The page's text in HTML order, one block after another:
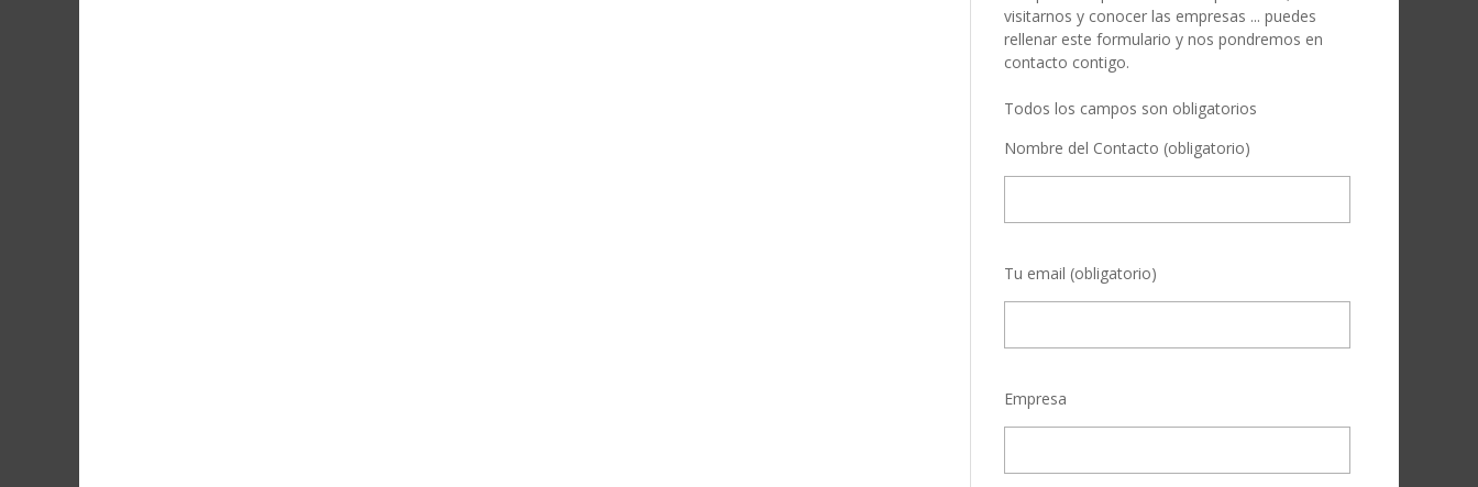
visitarnos y conocer las empresas ... puedes
rellenar este formulario y nos pondremos en
contacto contigo.
Todos los campos son obligatorios
Nombre del Contacto (obligatorio)
Tu email (obligatorio)
Empresa